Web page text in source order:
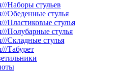
Наборы стульев
Обеденные стулья
Пластиковые стулья
Полубарные стулья
Складные стулья
Табурет